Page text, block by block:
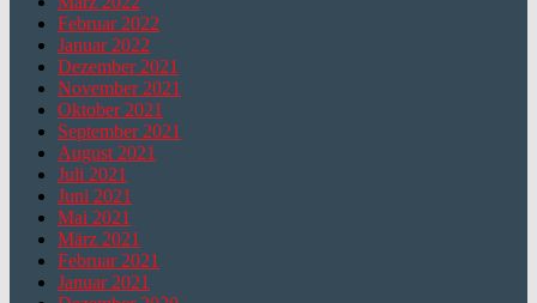
Februar 2022
Januar 2022
Dezember 2021
November 2021
Oktober 2021
September 2021
August 2021
Juli 2021
Juni 2021
Mai 2021
März 2021
Februar 2021
Januar 2021